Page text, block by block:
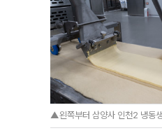
▲왼쪽부터 삼양사 인천2 냉동